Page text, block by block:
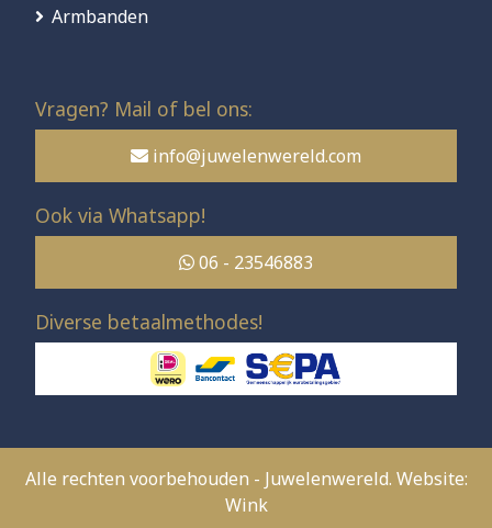
Armbanden
Vragen? Mail of bel ons:
info@juwelenwereld.com
Ook via Whatsapp!
06 - 23546883
Diverse betaalmethodes!
Alle rechten voorbehouden - Juwelenwereld. Website:
Wink